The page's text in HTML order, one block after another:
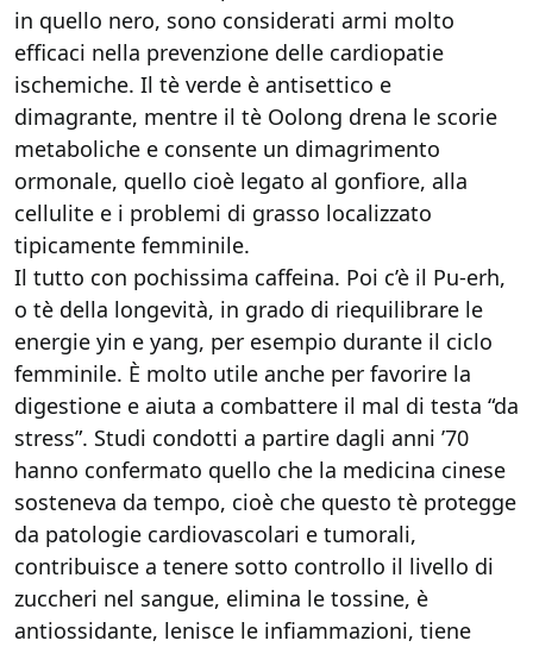
in quello nero, sono considerati armi molto
efficaci nella prevenzione delle cardiopatie
ischemiche. Il tè verde è antisettico e
dimagrante, mentre il tè Oolong drena le scorie
metaboliche e consente un dimagrimento
ormonale, quello cioè legato al gonfiore, alla
cellulite e i problemi di grasso localizzato
tipicamente femminile.
Il tutto con pochissima caffeina. Poi c’è il Pu-erh,
o tè della longevità, in grado di riequilibrare le
energie yin e yang, per esempio durante il ciclo
femminile. È molto utile anche per favorire la
digestione e aiuta a combattere il mal di testa “da
stress”. Studi condotti a partire dagli anni ’70
hanno confermato quello che la medicina cinese
sosteneva da tempo, cioè che questo tè protegge
da patologie cardiovascolari e tumorali,
contribuisce a tenere sotto controllo il livello di
zuccheri nel sangue, elimina le tossine, è
antiossidante, lenisce le infiammazioni, tiene